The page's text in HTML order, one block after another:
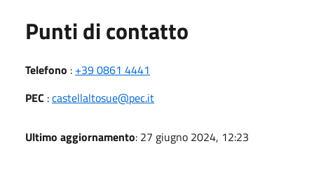
Punti di contatto
Telefono : +39 0861 4441
PEC :castellaltosue@pec.it
Ultimo aggiornamento: 27 giugno 2024, 12:23